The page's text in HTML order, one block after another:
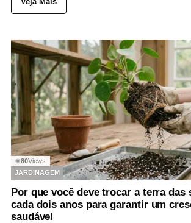
◉80Views
JARDINAGEM
Por que você deve trocar a terra das
cada dois anos para garantir um
saudável